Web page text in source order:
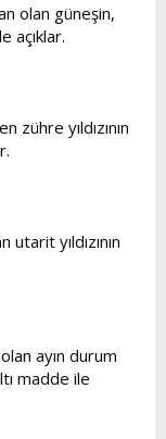
olan güneşin,
açıklar.
zühre yıldızının
utarit yıldızının
ayın durum
madde ile